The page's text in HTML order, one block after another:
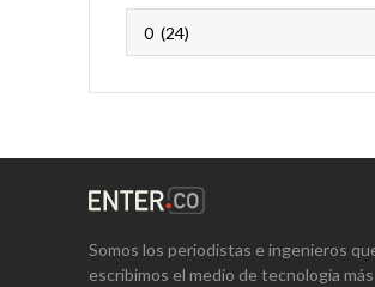
Somos los periodistas e ingenieros
escribimos el medio de tecnología más